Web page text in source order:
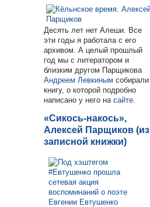
Десять лет нет Алеши. Все
эти годы я работала с его
архивом. А целый прошлый
год мы с литератором и
близким другом Парщикова
Андреем Левкиным собирали
книгу, о которой подробно
написано у него на сайте
«Сикось-накось»,
Алексей Парщиков (из
записной книжки)